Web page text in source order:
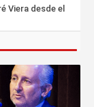
Viera desde el